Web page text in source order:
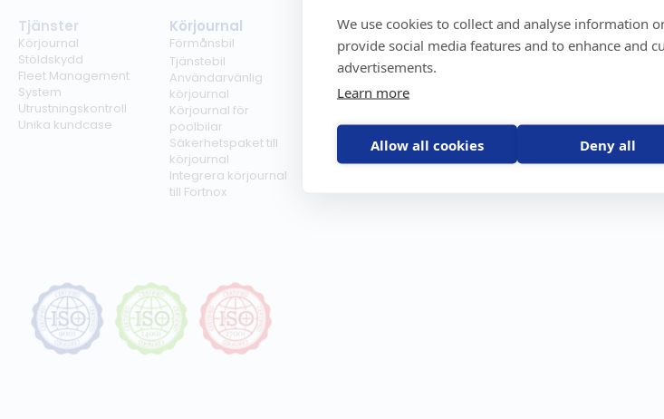
We use cookies to collect and analyse information
provide social media features and to enhance and
advertisements.
Learn more
Allow all cookies Deny all
Tjänster
Körjournal
Stöldskydd
Fleet Management
System
Utrustningskontroll
Unika kundcase
Körjournal
Förmånsbil
Tjänstebil
Användarvänlig
körjournal
Körjournal för
poolbilar
Säkerhetspaket till
körjournal
Integrera körjournal
till Fortnox
Regelverk
Milersättning
Regler för tjänstebil
Regler för
förmånsbil
GPS-trackers
Scout 2.0
Båt
Moped